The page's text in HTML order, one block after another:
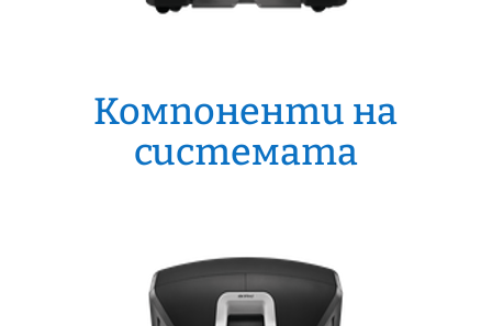
Компоненти на
системата